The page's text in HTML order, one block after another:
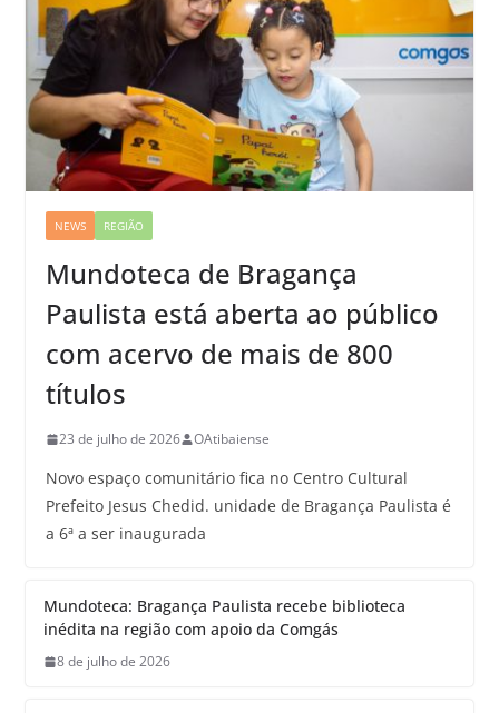
NEWS REGIÃO
Mundoteca de Bragança
Paulista está aberta ao público
com acervo de mais de 800
títulos
23 de julho de 2026 OAtibaiense
Novo espaço comunitário fica no Centro Cultural
Prefeito Jesus Chedid. unidade de Bragança Paulista é
a 6ª a ser inaugurada
Mundoteca: Bragança Paulista recebe biblioteca
inédita na região com apoio da Comgás
8 de julho de 2026